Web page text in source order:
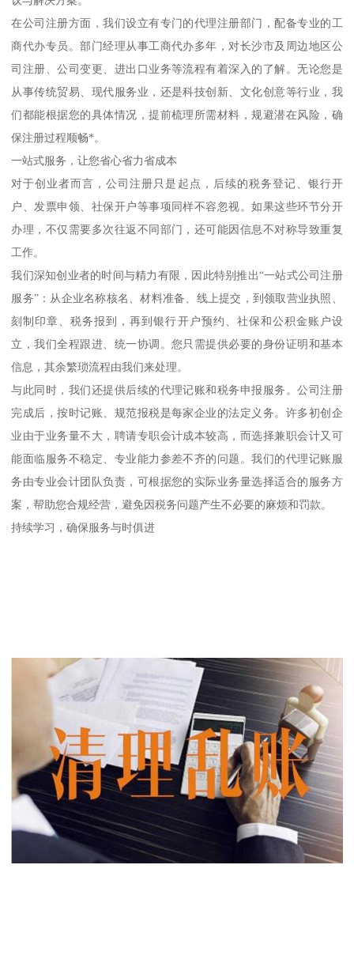
在公司注册方面，我们设立有专门的代理注册部门，配备专业的工
商代办专员。部门经理从事工商代办多年，对长沙市及周边地区公
司注册、公司变更、进出口业务等流程有着深入的了解。无论您是
从事传统贸易、现代服务业，还是科技创新、文化创意等行业，我
们都能根据您的具体情况，提前梳理所需材料，规避潜在风险，确
保注册过程顺畅*。
一站式服务，让您省心省力省成本
对于创业者而言，公司注册只是起点，后续的税务登记、银行开
户、发票申领、社保开户等事项同样不容忽视。如果这些环节分开
办理，不仅需要多次往返不同部门，还可能因信息不对称导致重复
工作。
我们深知创业者的时间与精力有限，因此特别推出“一站式公司注册
服务”：从企业名称核名、材料准备、线上提交，到领取营业执照、
刻制印章、税务报到，再到银行开户预约、社保和公积金账户设
立，我们全程跟进、统一协调。您只需提供必要的身份证明和基本
信息，其余繁琐流程由我们来处理。
与此同时，我们还提供后续的代理记账和税务申报服务。公司注册
完成后，按时记账、规范报税是每家企业的法定义务。许多初创企
业由于业务量不大，聘请专职会计成本较高，而选择兼职会计又可
能面临服务不稳定、专业能力参差不齐的问题。我们的代理记账服
务由专业会计团队负责，可根据您的实际业务量选择适合的服务方
案，帮助您合规经营，避免因税务问题产生不必要的麻烦和罚款。
持续学习，确保服务与时俱进